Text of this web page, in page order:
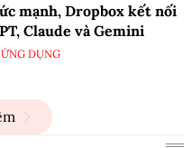
mạnh, Dropbox kết nối
Claude và Gemini
DỤNG